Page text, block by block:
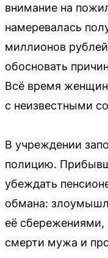
внимание на
намеревалась
миллионов
обосновать
Всё время
с неизвестными
В учреждении
полицию.
убеждать
обмана:
её сбережениями,
смерти мужа и